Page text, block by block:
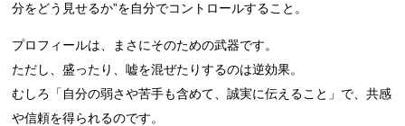
分をどう見せるか”を自分でコントロールすること。
プロフィールは、まさにそのための武器です。
ただし、盛ったり、嘘を混ぜたりするのは逆効果。
むしろ「自分の弱さや苦手も含めて、誠実に伝えること」で、共感
や信頼を得られるのです。